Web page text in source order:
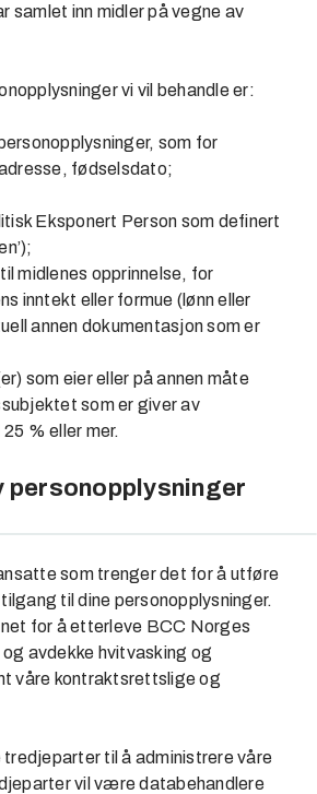
samlet inn midler på vegne av
vi vil behandle er:
som for
fødselsdato;
Eksponert Person som definert
midlenes opprinnelse, for
inntekt eller formue (lønn eller
annen dokumentasjon som er
som eier eller på annen måte
som er giver av
% eller mer.
personopplysninger
som trenger det for å utføre
til dine personopplysninger.
for å etterleve BCC Norges
avdekke hvitvasking og
våre kontraktsrettslige og
til å administrere våre
vil være databehandlere